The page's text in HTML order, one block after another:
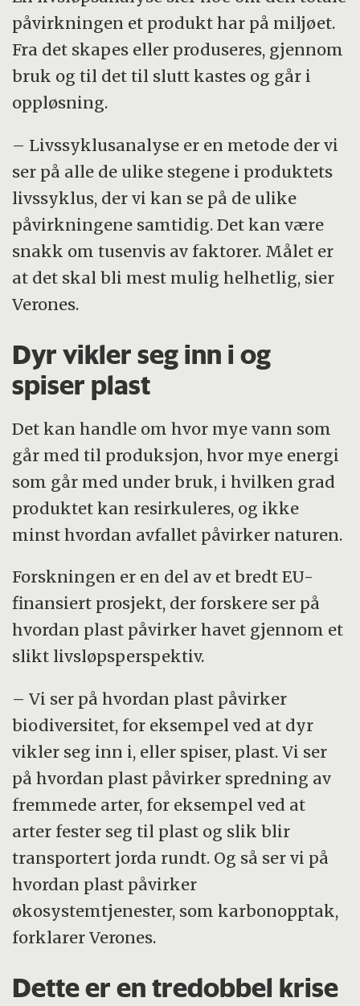
påvirkningen et produkt har på miljøet.
Fra det skapes eller produseres, gjennom
bruk og til det til slutt kastes og går i
oppløsning.
– Livssyklusanalyse er en metode der vi
ser på alle de ulike stegene i produktets
livssyklus, der vi kan se på de ulike
påvirkningene samtidig. Det kan være
snakk om tusenvis av faktorer. Målet er
at det skal bli mest mulig helhetlig, sier
Verones.
Dyr vikler seg inn i og
spiser plast
Det kan handle om hvor mye vann som
går med til produksjon, hvor mye energi
som går med under bruk, i hvilken grad
produktet kan resirkuleres, og ikke
minst hvordan avfallet påvirker naturen.
Forskningen er en del av et bredt EU-
finansiert prosjekt, der forskere ser på
hvordan plast påvirker havet gjennom et
slikt livsløpsperspektiv.
– Vi ser på hvordan plast påvirker
biodiversitet, for eksempel ved at dyr
vikler seg inn i, eller spiser, plast. Vi ser
på hvordan plast påvirker spredning av
fremmede arter, for eksempel ved at
arter fester seg til plast og slik blir
transportert jorda rundt. Og så ser vi på
hvordan plast påvirker
økosystemtjenester, som karbonopptak,
forklarer Verones.
Dette er en tredobbel krise